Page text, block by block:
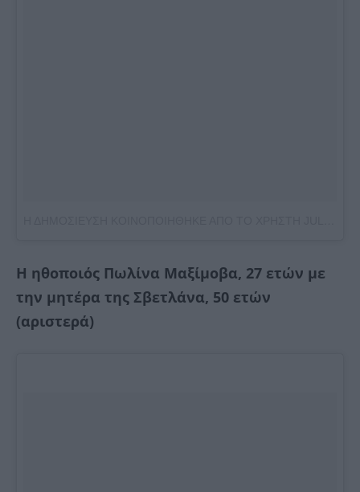
Η ηθοποιός Πωλίνα Μαξίμοβα, 27 ετών με
την μητέρα της Σβετλάνα, 50 ετών
(αριστερά)